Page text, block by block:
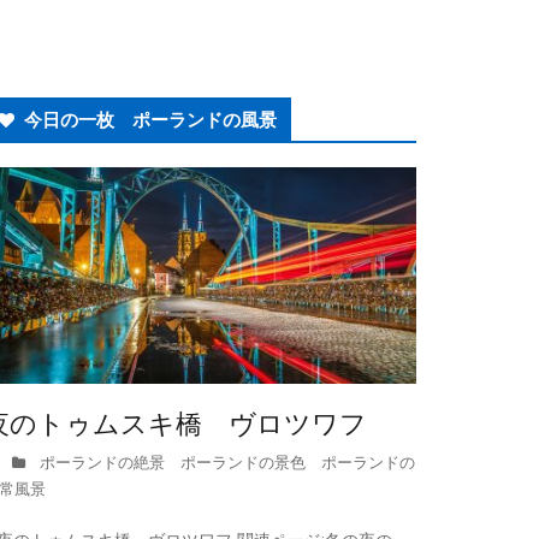
今日の一枚 ポーランドの風景
のトゥムスキ橋 ヴロツワフ
ポーランドの絶景 ポーランドの景色 ポーランドの
風景